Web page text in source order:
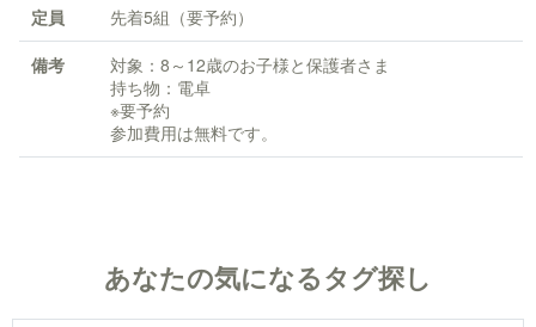
定員
先着5組（要予約）
備考
対象：8～12歳のお子様と保護者さま
持ち物：電卓
※要予約
参加費用は無料です。
あなたの気になるタグ探し